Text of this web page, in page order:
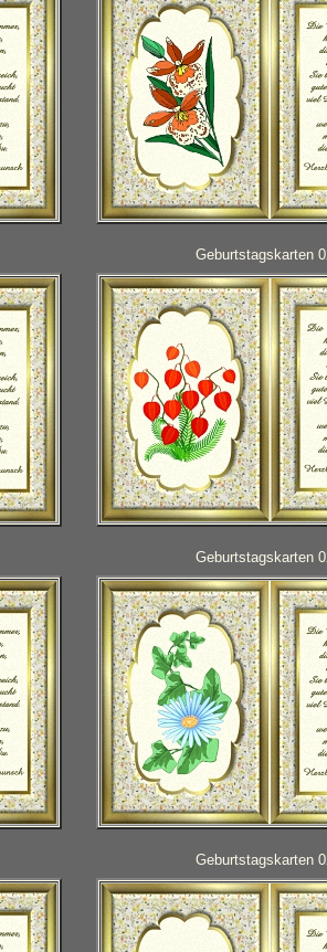
Geburtstagskarten
Geburtstagskarten
Geburtstagskarten